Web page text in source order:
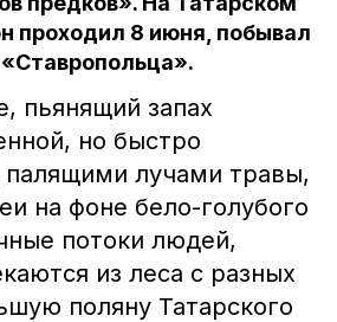
проходил 8 июня, побывал
пьянящий запах
но быстро
лучами травы,
на фоне бело-голубого
потоки людей,
из леса с разных
поляну Татарского